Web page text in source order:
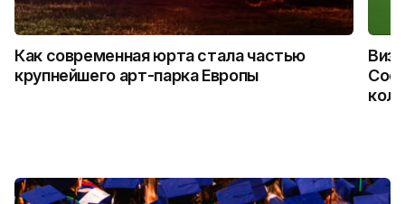
Как современная юрта стала частью
крупнейшего арт-парка Европы